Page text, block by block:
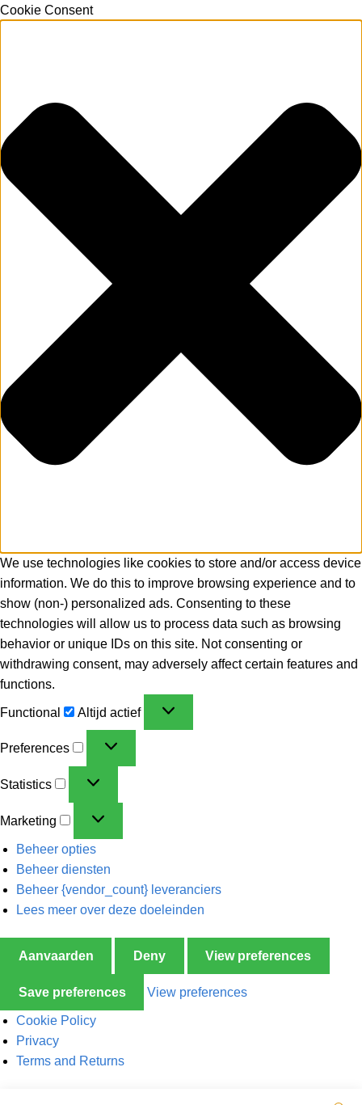
Cookie Consent
We use technologies like cookies to store and/or access device
information. We do this to improve browsing experience and to
show (non-) personalized ads. Consenting to these
technologies will allow us to process data such as browsing
behavior or unique IDs on this site. Not consenting or
withdrawing consent, may adversely affect certain features and
functions.
Functional Altijd actief
Preferences
Statistics
Marketing
Beheer opties
Beheer diensten
Beheer {vendor_count} leveranciers
Lees meer over deze doeleinden
Aanvaarden Deny View preferences
Save preferences View preferences
Cookie Policy
Privacy
Terms and Returns